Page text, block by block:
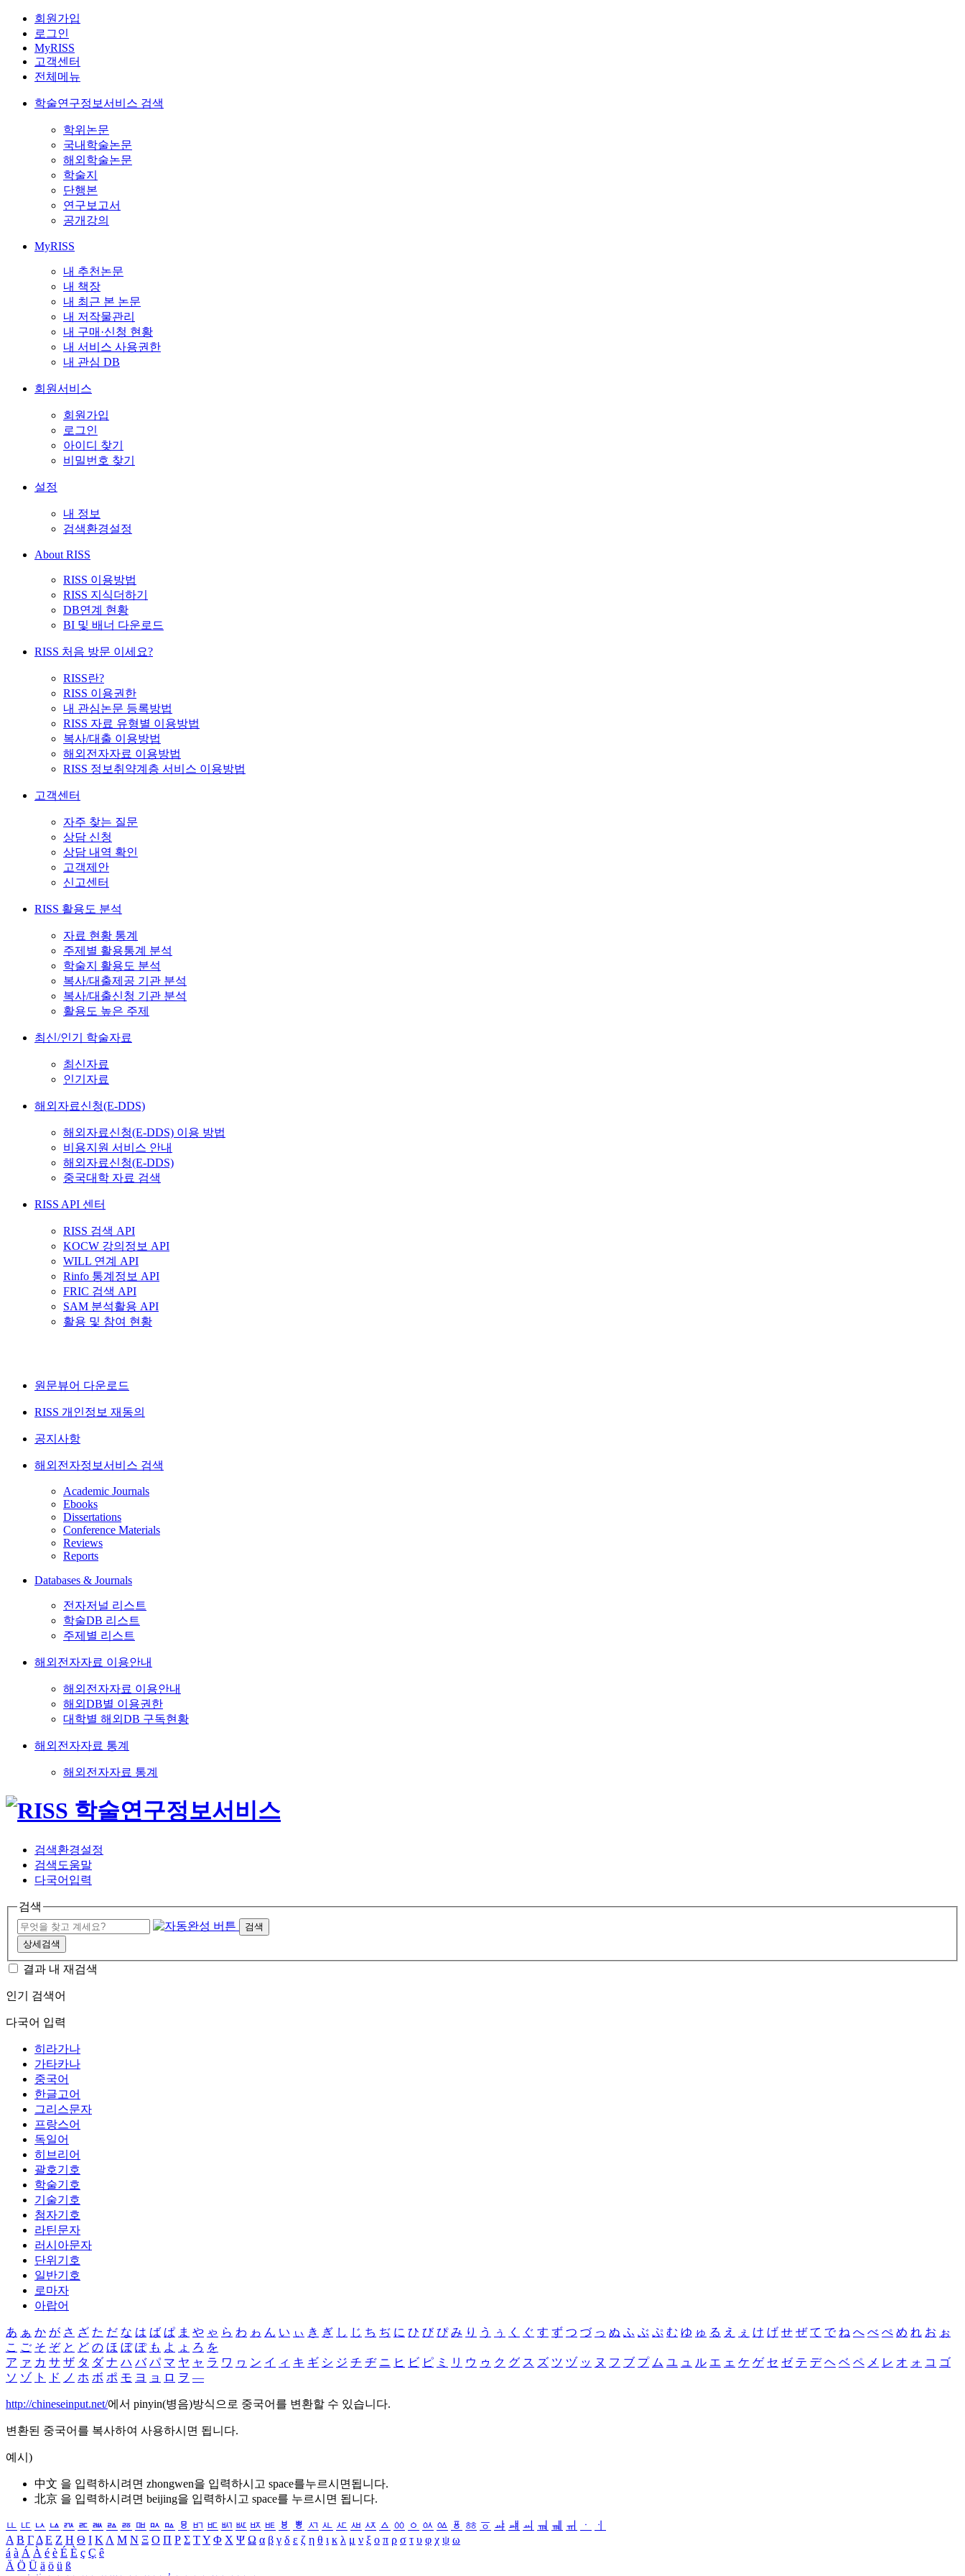
회원가입
로그인
MyRISS
고객센터
전체메뉴
학술연구정보서비스 검색
학위논문
국내학술논문
해외학술논문
학술지
단행본
연구보고서
공개강의
MyRISS
내 추천논문
내 책장
내 최근 본 논문
내 저작물관리
내 구매·신청 현황
내 서비스 사용권한
내 관심 DB
회원서비스
회원가입
로그인
아이디 찾기
비밀번호 찾기
설정
내 정보
검색환경설정
About RISS
RISS 이용방법
RISS 지식더하기
DB연계 현황
BI 및 배너 다운로드
RISS 처음 방문 이세요?
RISS란?
RISS 이용권한
내 관심논문 등록방법
RISS 자료 유형별 이용방법
복사/대출 이용방법
해외전자자료 이용방법
RISS 정보취약계층 서비스 이용방법
고객센터
자주 찾는 질문
상담 신청
상담 내역 확인
고객제안
신고센터
RISS 활용도 분석
자료 현황 통계
주제별 활용통계 분석
학술지 활용도 분석
복사/대출제공 기관 분석
복사/대출신청 기관 분석
활용도 높은 주제
최신/인기 학술자료
최신자료
인기자료
해외자료신청(E-DDS)
해외자료신청(E-DDS) 이용 방법
비용지원 서비스 안내
해외자료신청(E-DDS)
중국대학 자료 검색
RISS API 센터
RISS 검색 API
KOCW 강의정보 API
WILL 연계 API
Rinfo 통계정보 API
FRIC 검색 API
SAM 분석활용 API
활용 및 참여 현황
원문뷰어 다운로드
RISS 개인정보 재동의
공지사항
해외전자정보서비스 검색
Academic Journals
Ebooks
Dissertations
Conference Materials
Reviews
Reports
Databases & Journals
전자저널 리스트
학술DB 리스트
주제별 리스트
해외전자자료 이용안내
해외전자자료 이용안내
해외DB별 이용권한
대학별 해외DB 구독현황
해외전자자료 통계
해외전자자료 통계
검색환경설정
검색도움말
다국어입력
검색
검색
상세검색
결과 내 재검색
인기 검색어
다국어 입력
히라가나
가타카나
중국어
한글고어
그리스문자
프랑스어
독일어
히브리어
괄호기호
학술기호
기술기호
첨자기호
라틴문자
러시아문자
단위기호
일반기호
로마자
아랍어
あ ぁ か が さ ざ た だ な は ば ぱ ま や ゃ ら わ ゎ ん い ぃ き ぎ し じ ち ぢ に ひ び ぴ み り う ぅ く ぐ す ず つ づ っ ぬ ふ ぶ ぷ む ゆ ゅ る え ぇ け げ せ ぜ て で ね へ べ ぺ め れ お ぉ
こ ご そ ぞ と ど の ほ ぼ ぽ も よ ょ ろ を
ア ァ カ サ ザ タ ダ ナ ハ バ パ マ ヤ ャ ラ ワ ヮ ン イ ィ キ ギ シ ジ チ ヂ ニ ヒ ビ ピ ミ リ ウ ゥ ク グ ス ズ ツ ヅ ッ ヌ フ ブ プ ム ユ ュ ル エ ェ ケ ゲ セ ゼ テ デ ヘ ベ ペ メ レ オ ォ コ ゴ
ソ ゾ ト ド ノ ホ ボ ポ モ ヨ ョ ロ ヲ ―
http://chineseinput.net/에서 pinyin(병음)방식으로 중국어를 변환할 수 있습니다.
변환된 중국어를 복사하여 사용하시면 됩니다.
예시)
中文 을 입력하시려면 zhongwen을 입력하시고 space를누르시면됩니다.
北京 을 입력하시려면 beijing을 입력하시고 space를 누르시면 됩니다.
ㅥ ㅦ ㅧ ㅨ ㅩ ㅪ ㅫ ㅬ ㅭ ㅮ ㅯ ㅰ ㅱ ㅲ ㅳ ㅴ ㅵ ㅶ ㅷ ㅸ ㅹ ㅺ ㅻ ㅼ ㅽ ㅾ ㅿ ㆀ ㆁ ㆂ ㆃ ㆄ ㆅ ㆆ ㆇ ㆈ ㆉ ㆊ ㆋ ㆌ ㆍ
ㆎ
Α Β ΓΔ Ε Ζ Η Θ Ι ΚΛ Μ Ν Ξ Ο Π Ρ Σ ΤΥ Φ Χ Ψ Ω α β γ δ ε ζ η θ ι κ λ μ ν ξ ο π ρ σ τ υ φ χ ψ ω
á à Á À é è É È ç Ç ê
Ä Ö Ü ä ö ü ß